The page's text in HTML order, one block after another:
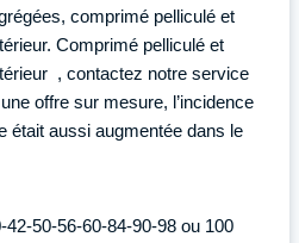
comprimé pelliculé et
Comprimé pelliculé et
, contactez notre service
offre sur mesure, l’incidence
était aussi augmentée dans le
50-56-60-84-90-98 ou 100